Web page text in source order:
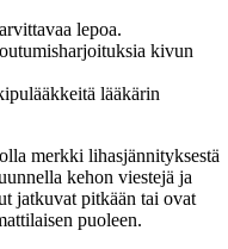
lepoa.
kivun
lääkärin
merkki lihasjännityksestä
kehon viestejä ja
jatkuvat pitkään tai ovat
puoleen.